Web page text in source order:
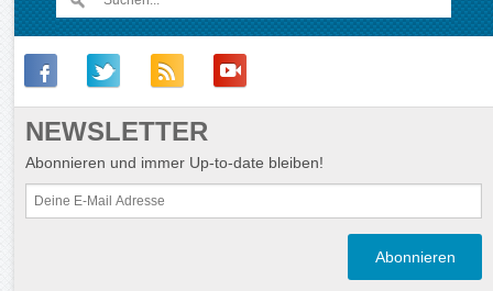
NEWSLETTER
Abonnieren und immer Up-to-date bleiben!